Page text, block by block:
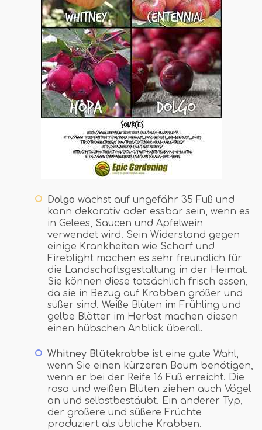
Dolgo wächst auf ungefähr 35 Fuß und
kann dekorativ oder essbar sein, wenn es
in Gelees, Saucen und Apfelwein
verwendet wird. Sein Widerstand gegen
einige Krankheiten wie Schorf und
Fireblight machen es sehr freundlich für
die Landschaftsgestaltung in der Heimat.
Sie können diese tatsächlich frisch essen,
da sie in Bezug auf Krabben größer und
süßer sind. Weiße Blüten im Frühling und
gelbe Blätter im Herbst machen diesen
einen hübschen Anblick überall.
Whitney Blütekrabbe ist eine gute Wahl,
wenn Sie einen kürzeren Baum benötigen,
wenn er bei der Reife 16 Fuß erreicht. Die
rosa und weißen Blüten ziehen auch Vögel
an und selbstbestäubt. Ein anderer Typ,
der größere und süßere Früchte
produziert als übliche Krabben.